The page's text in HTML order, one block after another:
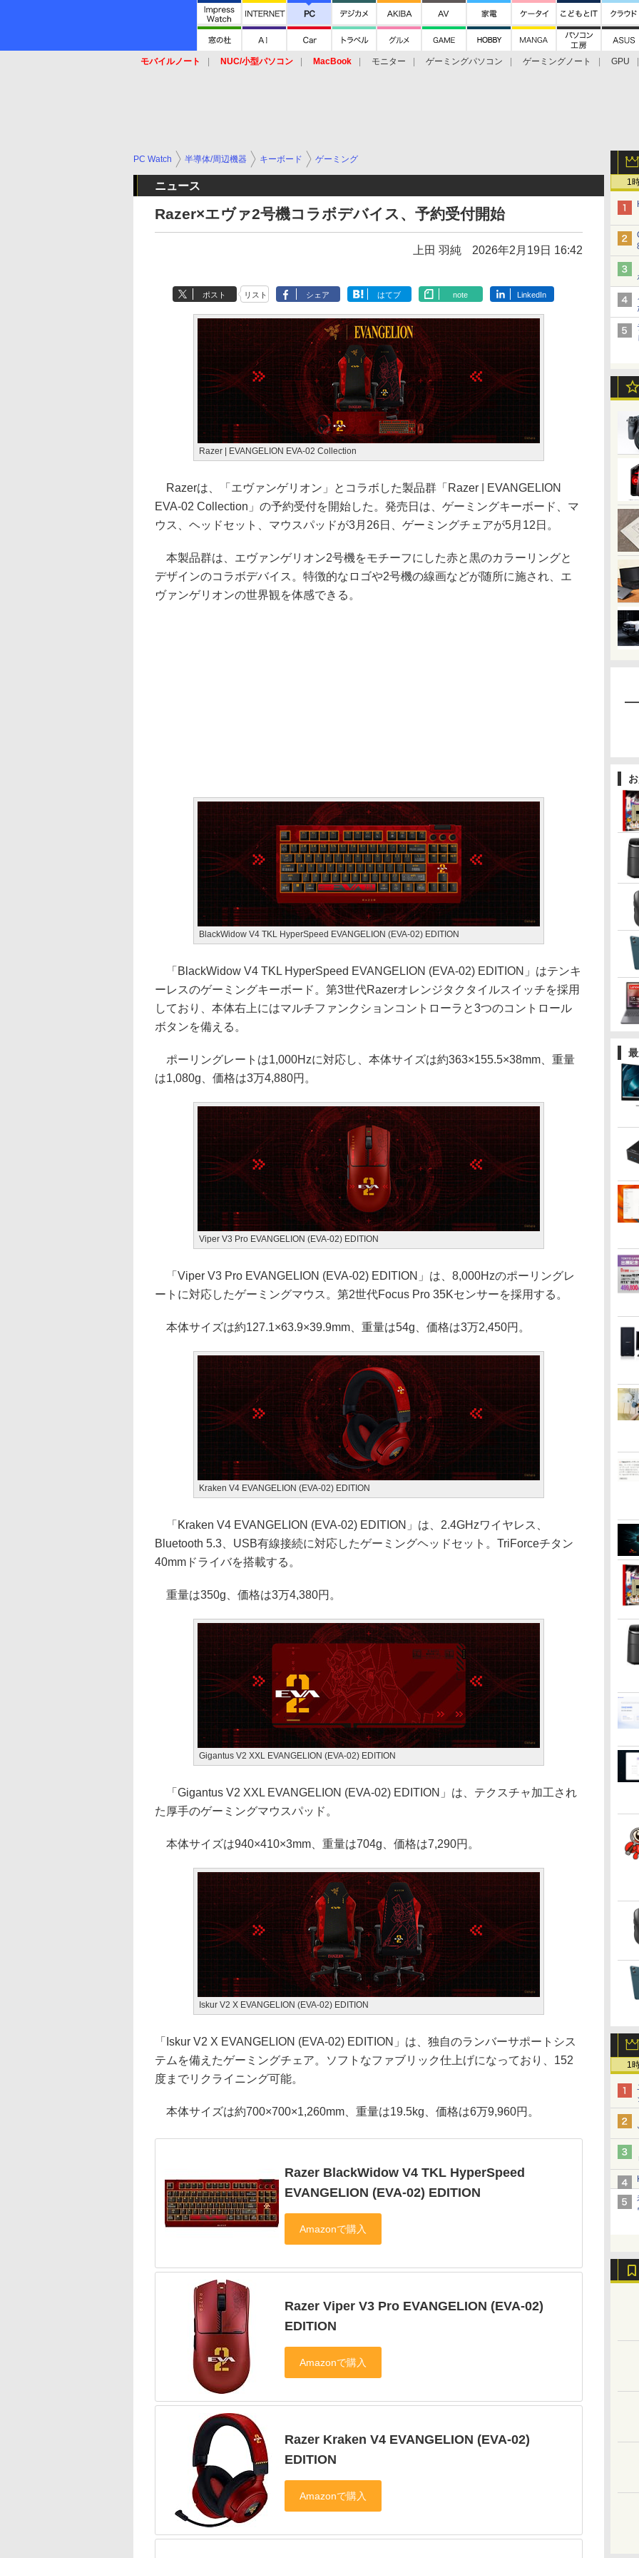
モバイルノート NUC/小型パソコン MacBook モニター ゲーミングパソコン ゲーミングノート
GPU
1
1
PC Watch 半導体/周辺機器 キーボード ゲーミング
ニュース
Razer×エヴァ2号機コラボデバイス、予約受付開始
上田 羽純 2026年2月19日 16:42
ポスト リスト シェア はてブ note LinkedIn
Razer | EVANGELION EVA-02 Collection
Razerは、「エヴァンゲリオン」とコラボした製品群「Razer | EVANGELION
EVA-02 Collection」の予約受付を開始した。発売日は、ゲーミングキーボード、マ
ウス、ヘッドセット、マウスパッドが3月26日、ゲーミングチェアが5月12日。
本製品群は、エヴァンゲリオン2号機をモチーフにした赤と黒のカラーリングと
デザインのコラボデバイス。特徴的なロゴや2号機の線画などが随所に施され、エ
ヴァンゲリオンの世界観を体感できる。
BlackWidow V4 TKL HyperSpeed EVANGELION (EVA-02) EDITION
「BlackWidow V4 TKL HyperSpeed EVANGELION (EVA-02) EDITION」はテンキ
ーレスのゲーミングキーボード。第3世代Razerオレンジタクタイルスイッチを採用
しており、本体右上にはマルチファンクションコントローラと3つのコントロール
ボタンを備える。
ポーリングレートは1,000Hzに対応し、本体サイズは約363×155.5×38mm、重量
は1,080g、価格は3万4,880円。
Viper V3 Pro EVANGELION (EVA-02) EDITION
「Viper V3 Pro EVANGELION (EVA-02) EDITION」は、8,000Hzのポーリングレ
ートに対応したゲーミングマウス。第2世代Focus Pro 35Kセンサーを採用する。
本体サイズは約127.1×63.9×39.9mm、重量は54g、価格は3万2,450円。
Kraken V4 EVANGELION (EVA-02) EDITION
「Kraken V4 EVANGELION (EVA-02) EDITION」は、2.4GHzワイヤレス、
Bluetooth 5.3、USB有線接続に対応したゲーミングヘッドセット。TriForceチタン
40mmドライバを搭載する。
重量は350g、価格は3万4,380円。
Gigantus V2 XXL EVANGELION (EVA-02) EDITION
「Gigantus V2 XXL EVANGELION (EVA-02) EDITION」は、テクスチャ加工され
た厚手のゲーミングマウスパッド。
本体サイズは940×410×3mm、重量は704g、価格は7,290円。
Iskur V2 X EVANGELION (EVA-02) EDITION
「Iskur V2 X EVANGELION (EVA-02) EDITION」は、独自のランバーサポートシス
テムを備えたゲーミングチェア。ソフトなファブリック仕上げになっており、152
度までリクライニング可能。
本体サイズは約700×700×1,260mm、重量は19.5kg、価格は6万9,960円。
Razer BlackWidow V4 TKL HyperSpeed
EVANGELION (EVA-02) EDITION
Razer Viper V3 Pro EVANGELION (EVA-02)
EDITION
Razer Kraken V4 EVANGELION (EVA-02)
EDITION